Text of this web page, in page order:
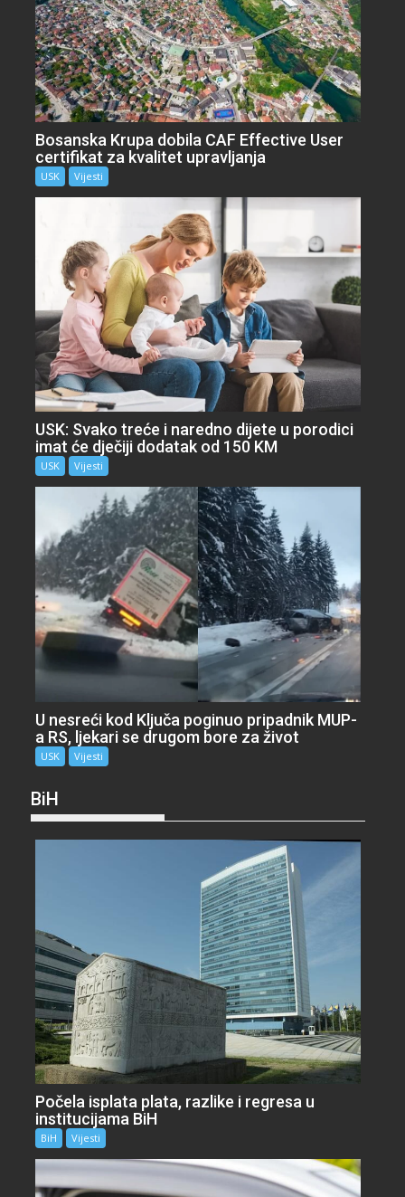
Bosanska Krupa dobila CAF Effective User
certifikat za kvalitet upravljanja
USK Vijesti
USK: Svako treće i naredno dijete u porodici
imat će dječiji dodatak od 150 KM
USK Vijesti
U nesreći kod Ključa poginuo pripadnik MUP-
a RS, ljekari se drugom bore za život
USK Vijesti
BiH
Počela isplata plata, razlike i regresa u
institucijama BiH
BiH Vijesti